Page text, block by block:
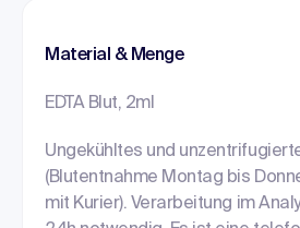
Material & Menge
EDTA Blut, 2ml
Ungekühltes und
(Blutentnahme Montag bis
mit Kurier). Verarbeitung im